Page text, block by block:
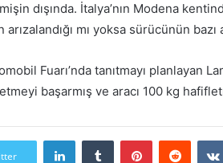
dışında. İtalya’nın Modena
mı yoksa sürücünün bazı
Fuarı’nda tanıtmayı planlayan
başarmış ve aracı 100 kg